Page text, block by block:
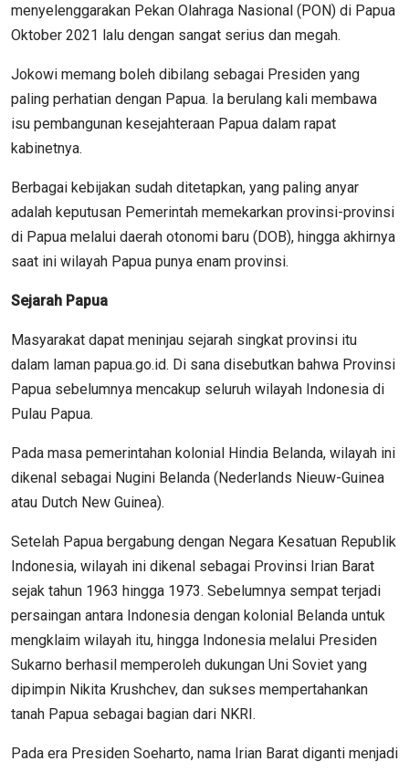
menyelenggarakan Pekan Olahraga Nasional (PON) di Papua
Oktober 2021 lalu dengan sangat serius dan megah.
Jokowi memang boleh dibilang sebagai Presiden yang
paling perhatian dengan Papua. Ia berulang kali membawa
isu pembangunan kesejahteraan Papua dalam rapat
kabinetnya.
Berbagai kebijakan sudah ditetapkan, yang paling anyar
adalah keputusan Pemerintah memekarkan provinsi-provinsi
di Papua melalui daerah otonomi baru (DOB), hingga akhirnya
saat ini wilayah Papua punya enam provinsi.
Sejarah Papua
Masyarakat dapat meninjau sejarah singkat provinsi itu
dalam laman papua.go.id. Di sana disebutkan bahwa Provinsi
Papua sebelumnya mencakup seluruh wilayah Indonesia di
Pulau Papua.
Pada masa pemerintahan kolonial Hindia Belanda, wilayah ini
dikenal sebagai Nugini Belanda (Nederlands Nieuw-Guinea
atau Dutch New Guinea).
Setelah Papua bergabung dengan Negara Kesatuan Republik
Indonesia, wilayah ini dikenal sebagai Provinsi Irian Barat
sejak tahun 1963 hingga 1973. Sebelumnya sempat terjadi
persaingan antara Indonesia dengan kolonial Belanda untuk
mengklaim wilayah itu, hingga Indonesia melalui Presiden
Sukarno berhasil memperoleh dukungan Uni Soviet yang
dipimpin Nikita Krushchev, dan sukses mempertahankan
tanah Papua sebagai bagian dari NKRI.
Pada era Presiden Soeharto, nama Irian Barat diganti menjadi